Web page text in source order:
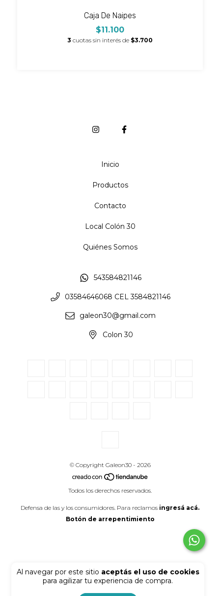
Al navegar por este sitio aceptás el uso de cookies
para agilizar tu experiencia de compra.
Caja De Naipes
$11.100
3 cuotas sin interés de $3.700
Inicio
Productos
Contacto
Local Colón 30
Quiénes Somos
543584821146
03584646068 CEL 3584821146
galeon30@gmail.com
Colon 30
© Copyright Galeon30 - 2026
Todos los derechos reservados.
Defensa de las y los consumidores. Para reclamos ingresá acá.
Botón de arrepentimiento